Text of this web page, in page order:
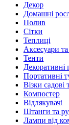
Декор
Домашні
Полив
Сітки
Теплиці
Аксесуари та
Тенти
Декоративні
Портативні
Візки садові
Компостер
Відлякувачі
Штанги та
Лампи від